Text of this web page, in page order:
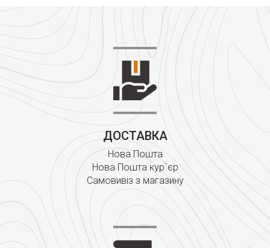
ДОСТАВКА
Нова Пошта
Нова Пошта кур`єр
Самовивіз з магазину